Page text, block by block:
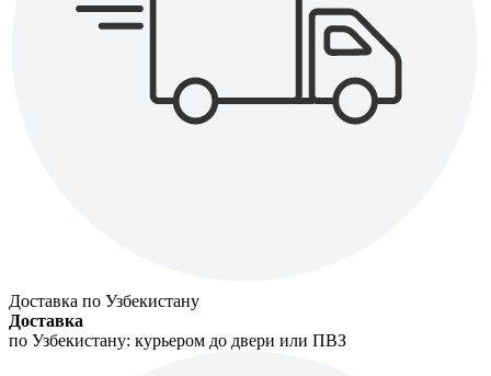
Доставка по Узбекистану
Доставка
по Узбекистану: курьером до двери или ПВЗ